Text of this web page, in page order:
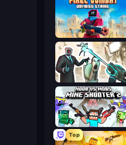
Pixel Combat: Zombies Strike
Skibidi Toilets: Infection
Mine Shooter 2: Noob vs Mobs
Top